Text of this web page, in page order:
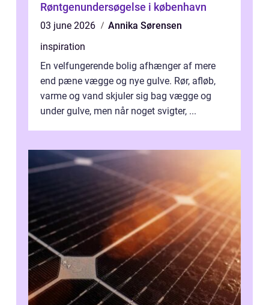
Røntgenundersøgelse i københavn
03 june 2026
Annika Sørensen
inspiration
En velfungerende bolig afhænger af mere
end pæne vægge og nye gulve. Rør, afløb,
varme og vand skjuler sig bag vægge og
under gulve, men når noget svigter, ...